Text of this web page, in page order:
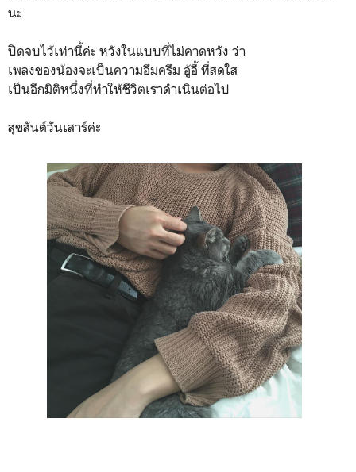
นะ
ปิดจบไว้เท่านี้ค่ะ หวังในแบบที่ไม่คาดหวัง ว่า
เพลงของน้องจะเป็นความอึมครึม อู้อี้ ที่สดใส
เป็นอีกมิติหนึ่งที่ทำให้ชีวิตเราดำเนินต่อไป
สุขสันต์วันเสาร์ค่ะ